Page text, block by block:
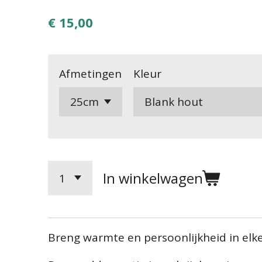
€ 15,00
Afmetingen Kleur
In winkelwagen
Breng warmte en persoonlijkheid in